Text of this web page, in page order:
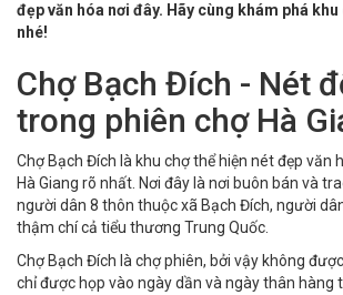
đẹp văn hóa nơi đây. Hãy cùng khám phá
nhé!
Chợ Bạch Đích - Nét
trong phiên chợ Hà
Chợ Bạch Đích là khu chợ thể hiện nét đẹp văn
Hà Giang rõ nhất. Nơi đây là nơi buôn bán và
người dân 8 thôn thuộc xã Bạch Đích, người
thậm chí cả tiểu thương Trung Quốc.
Chợ Bạch Đích là chợ phiên, bởi vậy không
chỉ được họp vào ngày dần và ngày thân hàng